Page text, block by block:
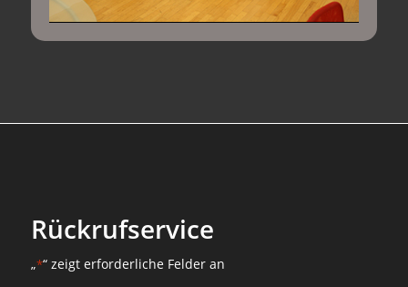
Rückrufservice
„*“ zeigt erforderliche Felder an